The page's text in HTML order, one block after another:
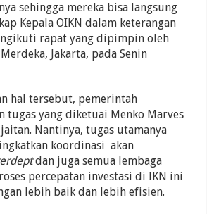
sehingga mereka bisa langsung
Kepala OIKN dalam keterangan
rapat yang dipimpin oleh
Jakarta, pada Senin
hal tersebut, pemerintah
tugas yang diketuai Menko Marves
Nantinya, tugas utamanya
koordinasi akan
dan juga semua lembaga
percepatan investasi di IKN ini
lebih baik dan lebih efisien.